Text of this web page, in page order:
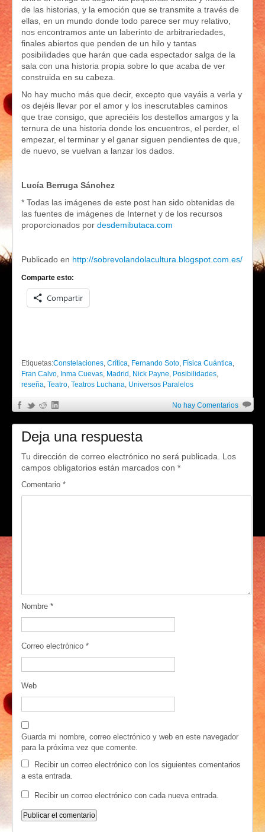
de las historias, y la emoción que se transmite a través de
ellas, en un mundo donde todo parece ser muy relativo,
nos encontramos ante un laberinto de arbitrariedades,
finales abiertos que penden de un hilo y tantas
posibilidades que harán que cada espectador salga de la
sala con una historia propia sobre lo que acaba de ver
construida en su cabeza.
No hay mucho más que decir, excepto que vayáis a verla y
os dejéis llevar por el amor y los inescrutables caminos
que trae consigo, que apreciéis los destellos amargos y la
ternura de una historia donde los encuentros, el perder, el
empezar, el terminar y el ganar siguen pendientes de que,
de nuevo, se vuelvan a lanzar los dados.
Lucía Berruga Sánchez
* Todas las imágenes de este post han sido obtenidas de
las fuentes de imágenes de Internet y de los recursos
proporcionados por desdemibutaca.com
Publicado en http://sobrevolandolacultura.blogspot.com.es/
Comparte esto:
Compartir
Etiquetas:Constelaciones Crítica Fernando Soto Física Cuántica
Fran Calvo Inma Cuevas Madrid Nick Payne Posibilidades
reseña Teatro Teatros Luchana Universos Paralelos
«¿Qué precio tiene tu solidar... No hay Comentarios
Deja una respuesta
Tu dirección de correo electrónico no será publicada.
Los
campos obligatorios están marcados con *
Comentario *
Nombre *
Correo electrónico *
Web
Guarda mi nombre, correo electrónico y web en este navegador
para la próxima vez que comente.
Recibir un correo electrónico con los siguientes comentarios
a esta entrada.
Recibir un correo electrónico con cada nueva entrada.